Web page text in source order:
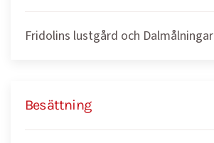
Fridolins lustgård och
Besättning